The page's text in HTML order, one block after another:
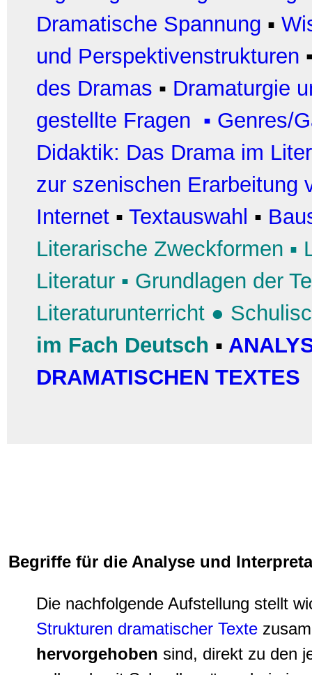
Dramatische Spannung ▪
und Perspektivenstrukturen
des Dramas ▪ Dramaturgie
gestellte Fragen ▪ Genres/
Didaktik: Das Drama im
zur szenischen Erarbeitung
Internet ▪ Textauswahl ▪
Literarische Zweckformen ▪
Literatur ▪ Grundlagen der
Literaturunterricht ●
im Fach Deutsch ▪
DRAMATISCHEN TEXTES
Begriffe für die Analyse und
Die nachfolgende Aufstellung stellt
Strukturen dramatischer Texte
hervorgehoben sind, direkt zu den